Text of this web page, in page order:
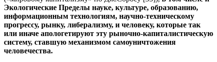
Экологические Пределы науке, культуре, образованию,
информационным технологиям, научно-техническому
прогрессу, рынку, либерализму, и человеку, которые так
или иначе апологетируют эту рыночно-капиталистическую
систему, ставшую механизмом самоуничтожения
человечества.